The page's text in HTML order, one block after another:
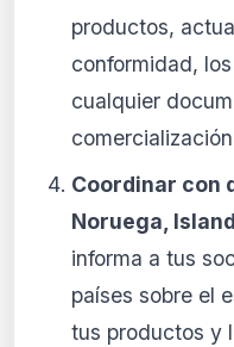
productos,
conformidad,
cualquier
Coordinar con
Noruega,
informa a tus
países sobre el
tus productos y